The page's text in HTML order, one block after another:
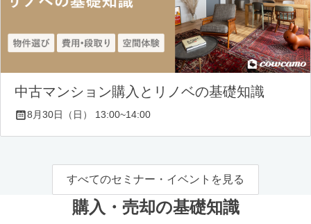
中古マンション購入とリノベの基礎知識
8月30日（日） 13:00~14:00
すべてのセミナー・イベントを見る
購入・売却の基礎知識